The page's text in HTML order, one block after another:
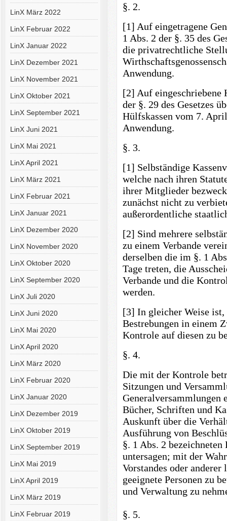
LinX März 2022
LinX Februar 2022
LinX Januar 2022
LinX Dezember 2021
LinX November 2021
LinX Oktober 2021
LinX September 2021
LinX Juni 2021
LinX Mai 2021
LinX April 2021
LinX März 2021
LinX Februar 2021
LinX Januar 2021
LinX Dezember 2020
LinX November 2020
LinX Oktober 2020
LinX September 2020
LinX Juli 2020
LinX Juni 2020
LinX Mai 2020
LinX April 2020
LinX März 2020
LinX Februar 2020
LinX Januar 2020
LinX Dezember 2019
LinX Oktober 2019
LinX September 2019
LinX Mai 2019
LinX April 2019
LinX März 2019
LinX Februar 2019
§. 2.
[1] Auf eingetragene
1 Abs. 2 der §. 35 des
die privatrechtliche
Anwendung.
[2] Auf eingeschriebene
der §. 29 des Gesetzes
Hülfskassen vom 7.
Anwendung.
§. 3.
[1] Selbständige
welche nach ihren
ihrer Mitglieder
zunächst nicht zu
außerordentliche
[2] Sind mehrere
zu einem Verbande
derselben die im §. 1
Tage treten, die
Verbande und die
werden.
[3] In gleicher Weise ist,
Bestrebungen in einem
Kontrole auf diesen zu
§. 4.
Die mit der Kontrole
Sitzungen und
Bücher, Schriften und
Auskunft über die
Ausführung von
§. 1 Abs. 2
untersagen; mit der
Vorstandes oder anderer
geeignete Personen zu
und Verwaltung zu
§. 5.